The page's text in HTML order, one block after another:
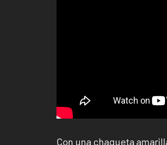
Con una chaqueta